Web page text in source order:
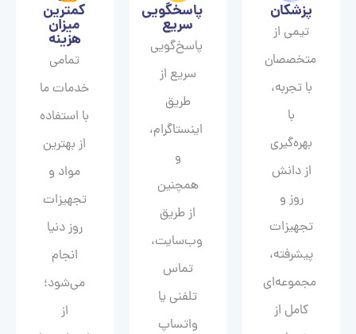
پزشکان
تیمی از
متخصصان
با تجربه،
با
بهره‌گیری
از دانش
روز و
تجهیزات
پیشرفته،
مجموعه‌ای
کامل از
پاسخگویی
سریع
پاسخ‌گویی
سریع از
طریق
اینستاگرام،
و
همچنین
از طریق
وب‌سایت،
تماس
تلفنی یا
واتساپ
کمترین
میزان
هزینه
تمامی
خدمات ما
با استفاده
از بهترین
مواد و
تجهیزات
روز دنیا
انجام
می‌شود؛
از